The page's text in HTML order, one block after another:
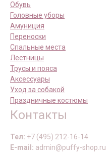
Обувь
Головные уборы
Амуниция
Переноски
Спальные места
Лестницы
Трусы и пояса
Аксессуары
Уход за собакой
Праздничные костюмы
Контакты
Тел: +7 (495) 212-16-14
E-mail: admin@puffy-shop.ru